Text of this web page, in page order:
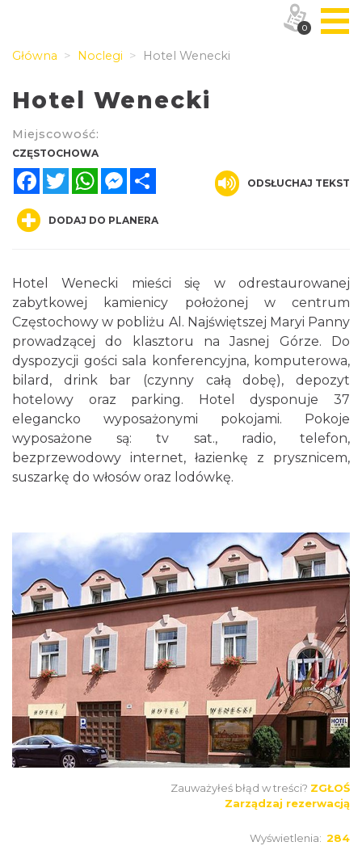
Główna Noclegi Hotel Wenecki
Hotel Wenecki
Miejscowość:
CZĘSTOCHOWA
FacebookTwitterWhatsAppMessenger
ODSŁUCHAJ TEKST
DODAJ DO PLANERA
Hotel Wenecki mieści się w odrestaurowanej
zabytkowej kamienicy położonej w centrum
Częstochowy w pobliżu Al. Najświętszej Maryi Panny
prowadzącej do klasztoru na Jasnej Górze. Do
dyspozycji gości sala konferencyjna, komputerowa,
bilard, drink bar (czynny całą dobę), depozyt
hotelowy oraz parking. Hotel dysponuje 37
elegancko wyposażonymi pokojami. Pokoje
wyposażone są: tv sat., radio, telefon,
bezprzewodowy internet, łazienkę z prysznicem,
suszarkę do włosów oraz lodówkę.
Zauważyłeś błąd w treści? ZGŁOŚ
Zarządzaj rezerwacją
Wyświetlenia: 284
0